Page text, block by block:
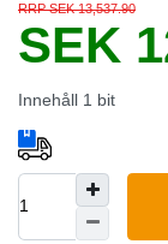
RRP SEK 13,537.90
SEK
Innehåll 1 bit